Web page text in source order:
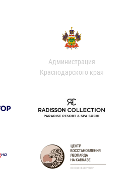
Администрация
Краснодарского края